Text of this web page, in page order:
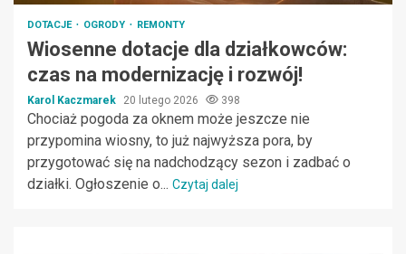
DOTACJE OGRODY REMONTY
Wiosenne dotacje dla działkowców:
czas na modernizację i rozwój!
Karol Kaczmarek 20 lutego 2026 398
Chociaż pogoda za oknem może jeszcze nie
przypomina wiosny, to już najwyższa pora, by
przygotować się na nadchodzący sezon i zadbać o
działki. Ogłoszenie o... Czytaj dalej